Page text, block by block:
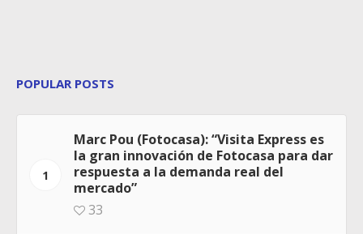
POPULAR POSTS
1
Marc Pou (Fotocasa): “Visita Express es
la gran innovación de Fotocasa para dar
respuesta a la demanda real del
mercado”
33